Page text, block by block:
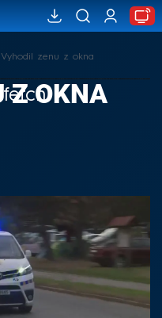
Vyhodil zenu z okna
Z OKNA